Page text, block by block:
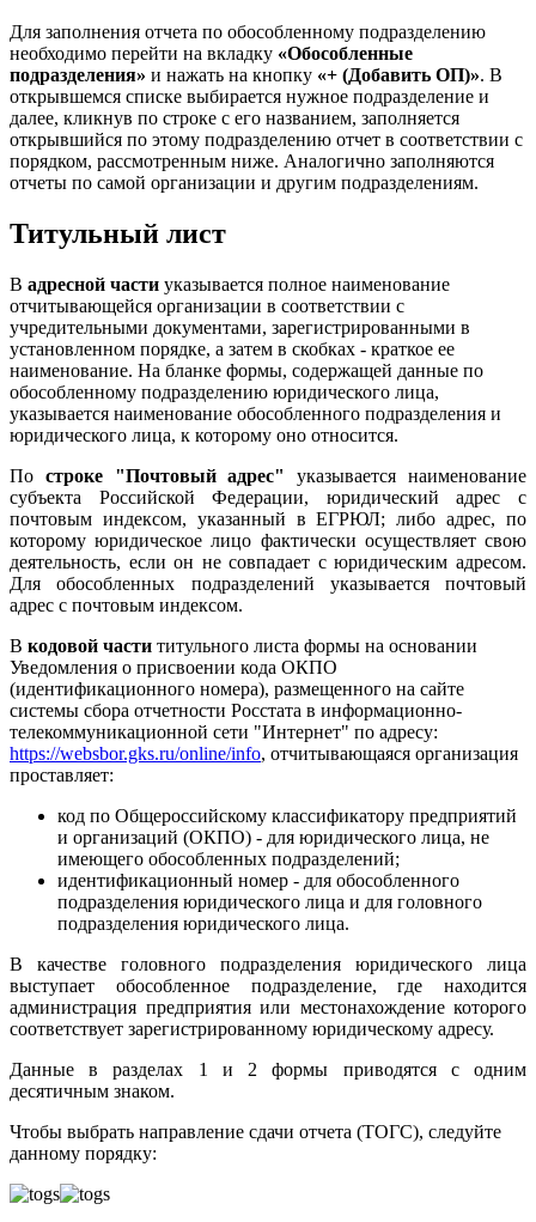
Для заполнения отчета по обособленному подразделению
необходимо перейти на вкладку «Обособленные
подразделения» и нажать на кнопку «+ (Добавить ОП)». В
открывшемся списке выбирается нужное подразделение и
далее, кликнув по строке с его названием, заполняется
открывшийся по этому подразделению отчет в соответствии с
порядком, рассмотренным ниже. Аналогично заполняются
отчеты по самой организации и другим подразделениям.
Титульный лист
В адресной части указывается полное наименование
отчитывающейся организации в соответствии с
учредительными документами, зарегистрированными в
установленном порядке, а затем в скобках - краткое ее
наименование. На бланке формы, содержащей данные по
обособленному подразделению юридического лица,
указывается наименование обособленного подразделения и
юридического лица, к которому оно относится.
По строке "Почтовый адрес"
указывается наименование
субъекта Российской Федерации, юридический адрес с
почтовым индексом, указанный в ЕГРЮЛ; либо адрес, по
которому юридическое лицо фактически осуществляет свою
деятельность, если он не совпадает с юридическим адресом.
Для обособленных подразделений указывается почтовый
адрес с почтовым индексом.
В кодовой части титульного листа формы на основании
Уведомления о присвоении кода ОКПО
(идентификационного номера), размещенного на сайте
системы сбора отчетности Росстата в информационно-
телекоммуникационной сети "Интернет" по адресу:
https://websbor.gks.ru/online/info, отчитывающаяся организация
проставляет:
код по Общероссийскому классификатору предприятий
и организаций (ОКПО) - для юридического лица, не
имеющего обособленных подразделений;
идентификационный номер - для обособленного
подразделения юридического лица и для головного
подразделения юридического лица.
В качестве головного подразделения юридического лица
выступает обособленное подразделение, где находится
администрация предприятия или местонахождение которого
соответствует зарегистрированному юридическому адресу.
Данные в разделах 1 и 2 формы приводятся с одним
десятичным знаком.
Чтобы выбрать направление сдачи отчета (ТОГС), следуйте
данному порядку: